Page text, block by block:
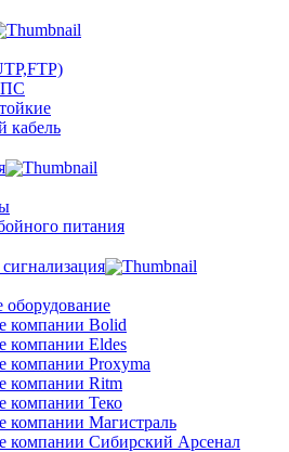
кабель
питания
оборудование
компании Bolid
компании Eldes
компании Proxyma
компании Ritm
компании Теко
компании Магистраль
компании Сибирский Арсенал